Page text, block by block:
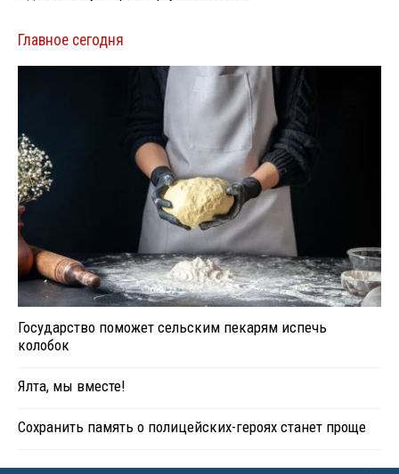
Главное сегодня
Государство поможет сельским пекарям испечь
колобок
Ялта, мы вместе!
Сохранить память о полицейских-героях станет проще